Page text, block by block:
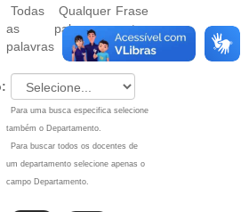
Todas
as
palavras
Qualquer
palavra
Frase
exata
Para uma busca especifica selecione
também o Departamento.
Para buscar todos os docentes de
um departamento selecione apenas o
campo Departamento.